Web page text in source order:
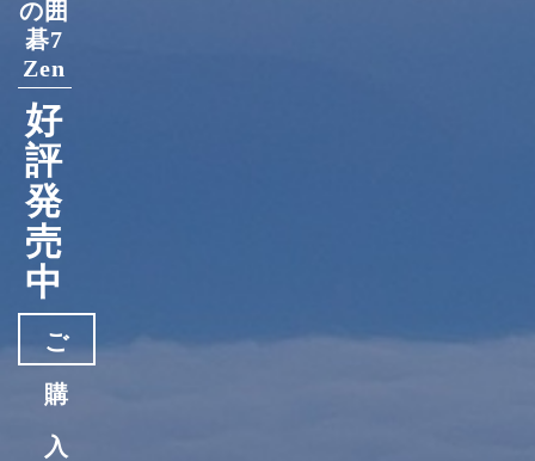
の囲
碁7
Zen
好
評
発
売
中
ご
購
入